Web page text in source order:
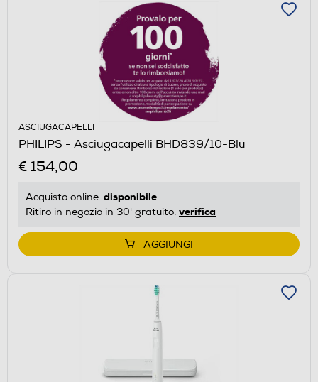
ASCIUGACAPELLI
PHILIPS - Asciugacapelli BHD839/10-Blu
€ 154,00
Acquisto online: disponibile
Ritiro in negozio in 30' gratuito: verifica
AGGIUNGI